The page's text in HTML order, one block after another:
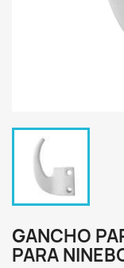
GANCHO
PARA